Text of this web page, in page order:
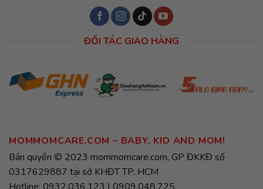
ĐỐI TÁC GIAO HÀNG
MOMMOMCARE.COM – BABY, KID AND MOM!
Bản quyền © 2023 mommomcare.com, GP ĐKKĐ số
0317629887 tại sở KHĐT TP. HCM